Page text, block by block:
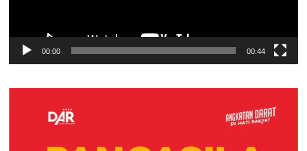
00:00 00:44